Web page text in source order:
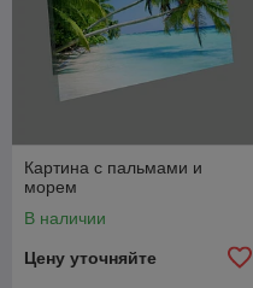
Картина с пальмами и
морем
В наличии
Цену уточняйте